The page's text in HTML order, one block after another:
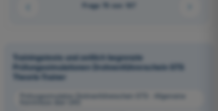
Frage 76 von 167
Trainingstests und zeitlich begrenzte
Prüfungssimulationen Drohnenführerschein STS
Theorie-Trainer
Prüfungssimulation Drohnenführerschein STS - Allgemeine